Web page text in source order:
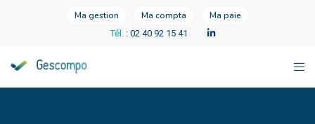
Ma gestion Ma compta Ma paie
Tél. : 02 40 92 15 41